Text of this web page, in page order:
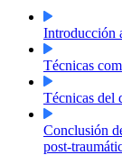
Introducción
Técnicas
Técnicas del
Conclusión
post-